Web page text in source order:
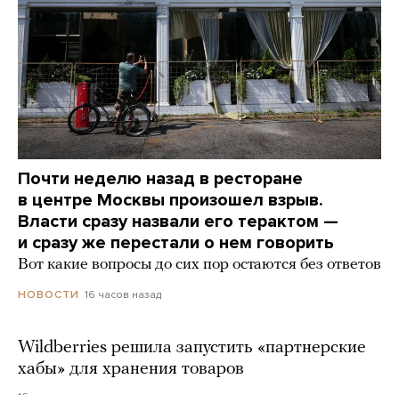
Почти неделю назад в ресторане
в центре Москвы произошел взрыв.
Власти сразу назвали его терактом —
и сразу же перестали о нем говорить
Вот какие вопросы до сих пор остаются без ответов
НОВОСТИ 16 часов назад
Wildberries решила запустить «партнерские
хабы» для хранения товаров